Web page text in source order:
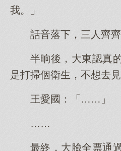
我。」
話音落下，三人齊
半晌後，大東認真
是打掃個衛生，不想去見
王愛國：「……」
……
最終，大臉全票通